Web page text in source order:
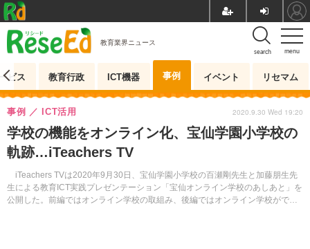
menu
search
教育業界ニュース
ビス 教育行政 ICT機器 事例 イベント リセマム
学校の機能をオンライン化、宝仙学園小学校の
軌跡…iTeachers TV
iTeachers TVは2020年9月30日、宝仙学園小学校の百瀬剛先生と加藤朋生先
生による教育ICT実践プレゼンテーション「宝仙オンライン学校のあしあと」を
公開した。前編ではオンライン学校の取組み、後編ではオンライン学校ができ
事例 ICT活用 2020.9.30 Wed 19:20